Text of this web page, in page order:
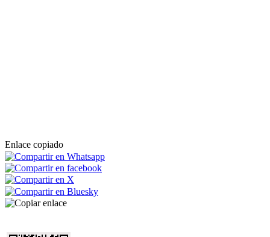
Enlace copiado